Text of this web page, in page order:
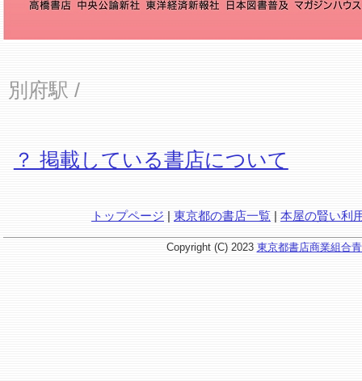
別府駅 /
？ 掲載している書店について
トップページ | 東京都の書店一覧 | 本屋の賢い利
Copyright (C) 2023 東京都書店商業組合